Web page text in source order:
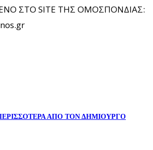
ΣΤΟ SITE ΤΗΣ ΟΜΟΣΠΟΝΔΙΑΣ:
ΑΠΟ ΤΟΝ ΔΗΜΙΟΥΡΓΟ